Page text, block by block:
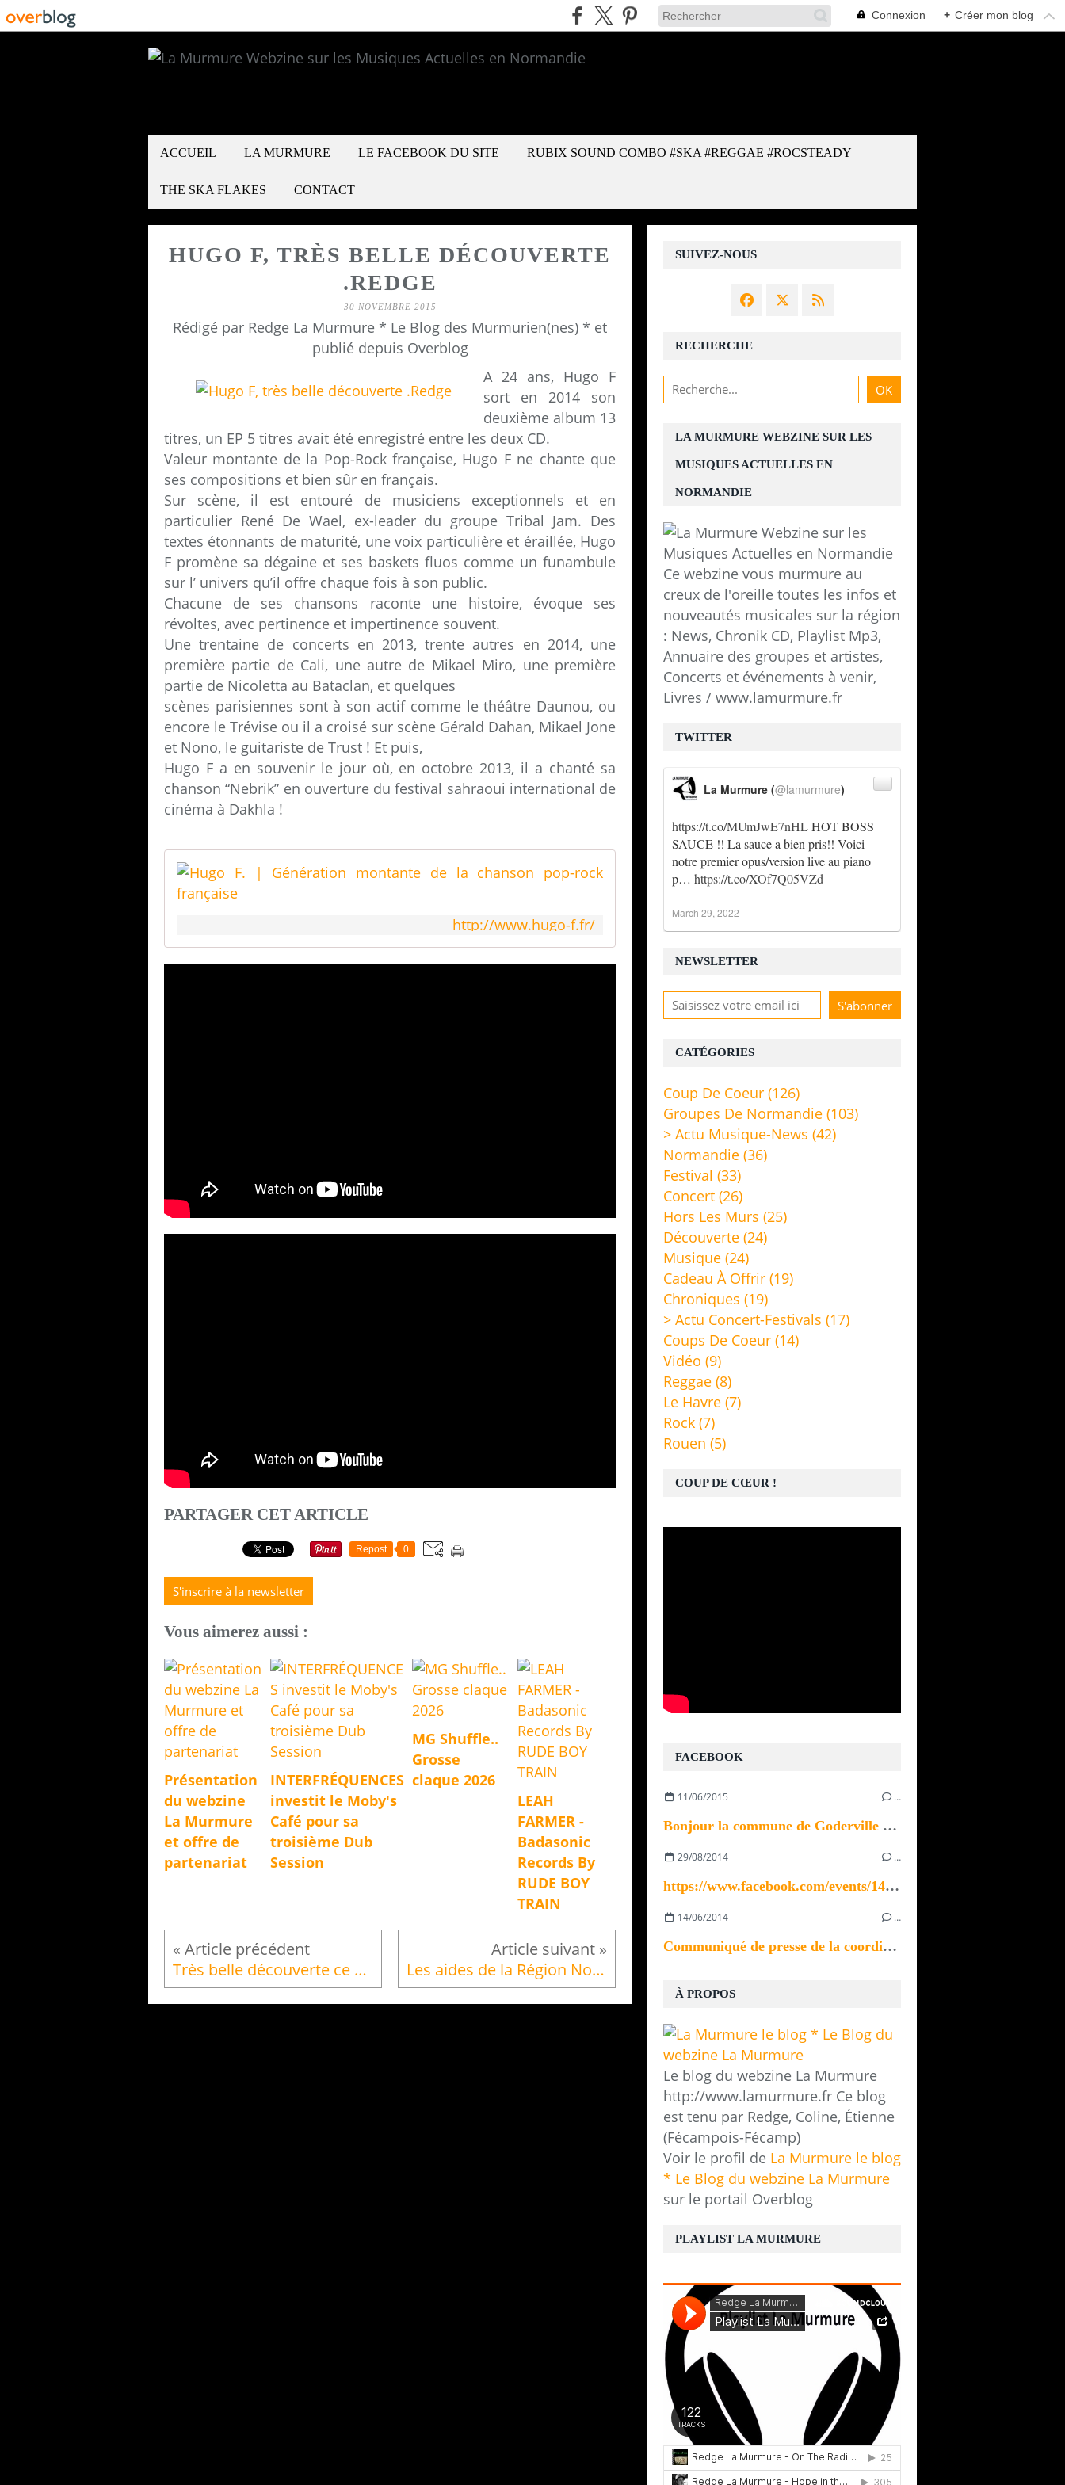
Connexion + Créer mon blog
ACCUEIL LA MURMURE LE FACEBOOK DU SITE RUBIX SOUND COMBO #SKA #REGGAE #ROCSTEADY
THE SKA FLAKES CONTACT
HUGO F, TRÈS BELLE DÉCOUVERTE
.REDGE
30 NOVEMBRE 2015
Rédigé par Redge La Murmure * Le Blog des Murmurien(nes) * et
publié depuis Overblog
A 24 ans, Hugo F
sort en 2014 son
deuxième album 13
titres, un EP 5 titres avait été enregistré entre les deux CD.
Valeur montante de la Pop-Rock française, Hugo F ne chante que
ses compositions et bien sûr en français.
Sur scène, il est entouré de musiciens exceptionnels et en
particulier René De Wael, ex-leader du groupe Tribal Jam. Des
textes étonnants de maturité, une voix particulière et éraillée, Hugo
F promène sa dégaine et ses baskets fluos comme un funambule
sur l’ univers qu’il offre chaque fois à son public.
Chacune de ses chansons raconte une histoire, évoque ses
révoltes, avec pertinence et impertinence souvent.
Une trentaine de concerts en 2013, trente autres en 2014, une
première partie de Cali, une autre de Mikael Miro, une première
partie de Nicoletta au Bataclan, et quelques
scènes parisiennes sont à son actif comme le théâtre Daunou, ou
encore le Trévise ou il a croisé sur scène Gérald Dahan, Mikael Jone
et Nono, le guitariste de Trust ! Et puis,
Hugo F a en souvenir le jour où, en octobre 2013, il a chanté sa
chanson “Nebrik” en ouverture du festival sahraoui international de
cinéma à Dakhla !
Hugo F. | Génération montante de la chanson pop-
http://www.hugo-f.fr/
PARTAGER CET ARTICLE
Repost 0
S'inscrire à la newsletter
Vous aimerez aussi :
Présentation
du webzine
La Murmure
et offre de
partenariat
INTERFRÉQUENCES
investit le Moby's
Café pour sa
troisième Dub
Session
MG Shuffle..
Grosse
claque 2026
LEAH
FARMER -
Badasonic
Records By
RUDE BOY
TRAIN
Très belle découverte ce matin ( Merci !) A... Les aides de la Région Normandie pour les musiciens, techniciens et mélomanes
NEWSLETTER
SUIVEZ-NOUS
RECHERCHE
LA MURMURE WEBZINE SUR LES
MUSIQUES ACTUELLES EN
NORMANDIE
Ce webzine vous murmure au
creux de l'oreille toutes les infos et
nouveautés musicales sur la région
: News, Chronik CD, Playlist Mp3,
Annuaire des groupes et artistes,
Concerts et événements à venir,
Livres / www.lamurmure.fr
À PROPOS
Le blog du webzine La Murmure
http://www.lamurmure.fr Ce blog
est tenu par Redge, Coline, Étienne
(Fécampois-Fécamp)
Voir le profil de La Murmure le blog
* Le Blog du webzine La Murmure
sur le portail Overblog
TWITTER
https://t.co/MUmJwE7nHLHOT BOSS
SAUCE !! La sauce a bien pris!! Voici
notre premier opus/version live au piano
p… https://t.co/XOf7Q05VZd
La Murmure (@lamurmure)
March 29, 2022
FACEBOOK
11/06/2015 …
Bonjour la commune de Goderville recherche un ou...
29/08/2014 …
https://www.facebook.com/events/1433923370196535/
14/06/2014 …
Communiqué de presse de la coordination des...
CATÉGORIES
Coup De Coeur (126)
Groupes De Normandie (103)
> Actu Musique-News (42)
Normandie (36)
Festival (33)
Concert (26)
Hors Les Murs (25)
Découverte (24)
Musique (24)
Cadeau À Offrir (19)
Chroniques (19)
> Actu Concert-Festivals (17)
Coups De Coeur (14)
Vidéo (9)
Reggae (8)
Le Havre (7)
Rock (7)
Rouen (5)
COUP DE CŒUR !
PLAYLIST LA MURMURE